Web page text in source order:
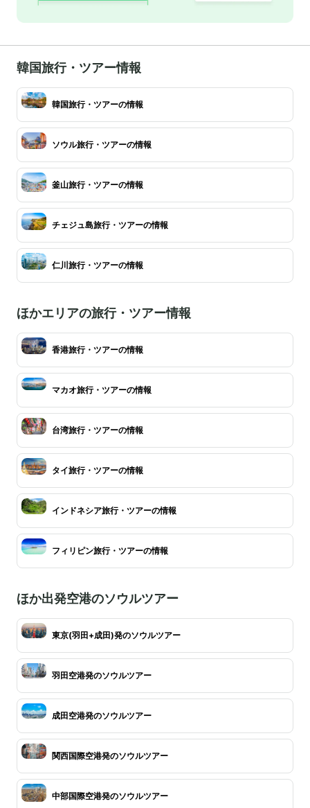
韓国旅行・ツアー情報
韓国旅行・ツアーの情報
ソウル旅行・ツアーの情報
釜山旅行・ツアーの情報
チェジュ島旅行・ツアーの情報
仁川旅行・ツアーの情報
ほかエリアの旅行・ツアー情報
香港旅行・ツアーの情報
マカオ旅行・ツアーの情報
台湾旅行・ツアーの情報
タイ旅行・ツアーの情報
インドネシア旅行・ツアーの情報
フィリピン旅行・ツアーの情報
ほか出発空港のソウルツアー
東京(羽田+成田)発のソウルツアー
羽田空港発のソウルツアー
成田空港発のソウルツアー
関西国際空港発のソウルツアー
中部国際空港発のソウルツアー